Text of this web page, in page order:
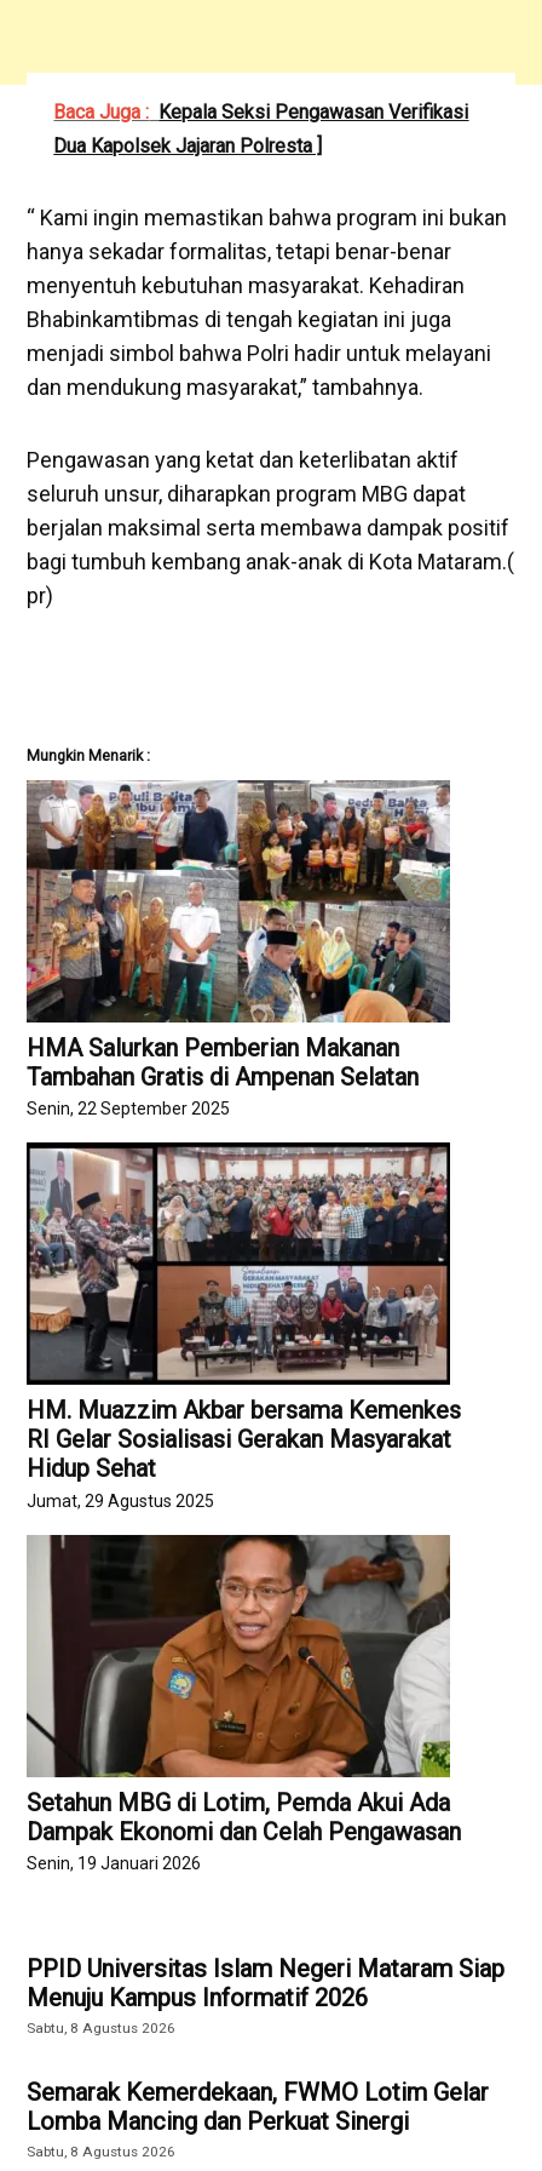
Baca Juga : Kepala Seksi Pengawasan Verifikasi
Dua Kapolsek Jajaran Polresta ]
“ Kami ingin memastikan bahwa program ini bukan
hanya sekadar formalitas, tetapi benar-benar
menyentuh kebutuhan masyarakat. Kehadiran
Bhabinkamtibmas di tengah kegiatan ini juga
menjadi simbol bahwa Polri hadir untuk melayani
dan mendukung masyarakat,” tambahnya.
Pengawasan yang ketat dan keterlibatan aktif
seluruh unsur, diharapkan program MBG dapat
berjalan maksimal serta membawa dampak positif
bagi tumbuh kembang anak-anak di Kota Mataram.(
pr)
Mungkin Menarik :
HMA Salurkan Pemberian Makanan
Tambahan Gratis di Ampenan Selatan
Senin, 22 September 2025
HM. Muazzim Akbar bersama Kemenkes
RI Gelar Sosialisasi Gerakan Masyarakat
Hidup Sehat
Jumat, 29 Agustus 2025
Setahun MBG di Lotim, Pemda Akui Ada
Dampak Ekonomi dan Celah Pengawasan
Senin, 19 Januari 2026
PPID Universitas Islam Negeri Mataram Siap
Menuju Kampus Informatif 2026
Sabtu, 8 Agustus 2026
Semarak Kemerdekaan, FWMO Lotim Gelar
Lomba Mancing dan Perkuat Sinergi
Sabtu, 8 Agustus 2026